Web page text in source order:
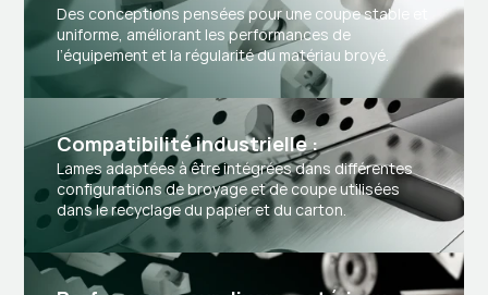
Des conceptions pensées pour une coupe stable et
uniforme, améliorant les performances de
l’équipement et la régularité du matériau broyé.
Compatibilité industrielle :
Lames adaptées à être intégrées dans différentes
configurations de broyage et de coupe utilisées
dans le recyclage du papier et du carton.